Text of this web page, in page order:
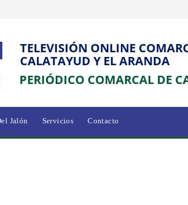
TELEVISIÓN ONLINE
CALATAYUD Y EL ARANDA
PERIÓDICO COMARCAL DE
Jalón Servicios Contacto